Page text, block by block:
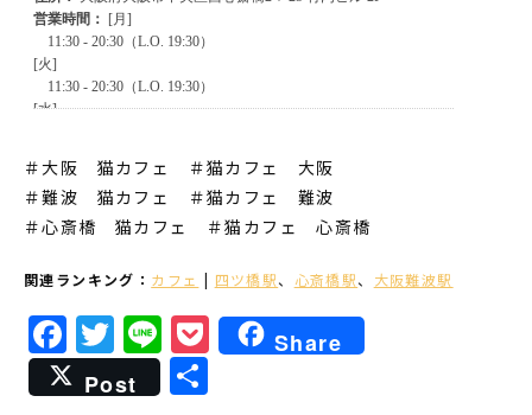
＃大阪 猫カフェ ＃猫カフェ 大阪
＃難波 猫カフェ
＃猫カフェ 難波
＃心斎橋 猫カフェ
＃猫カフェ 心斎橋
関連ランキング： カフェ | 四ツ橋駅、 心斎橋駅、 大阪難波駅
Facebook
Twitter
LinePocket
Share
Post
共